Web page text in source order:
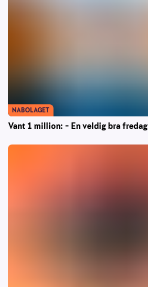
Vant 1 million: – En veldig bra fredag
NABOLAGET